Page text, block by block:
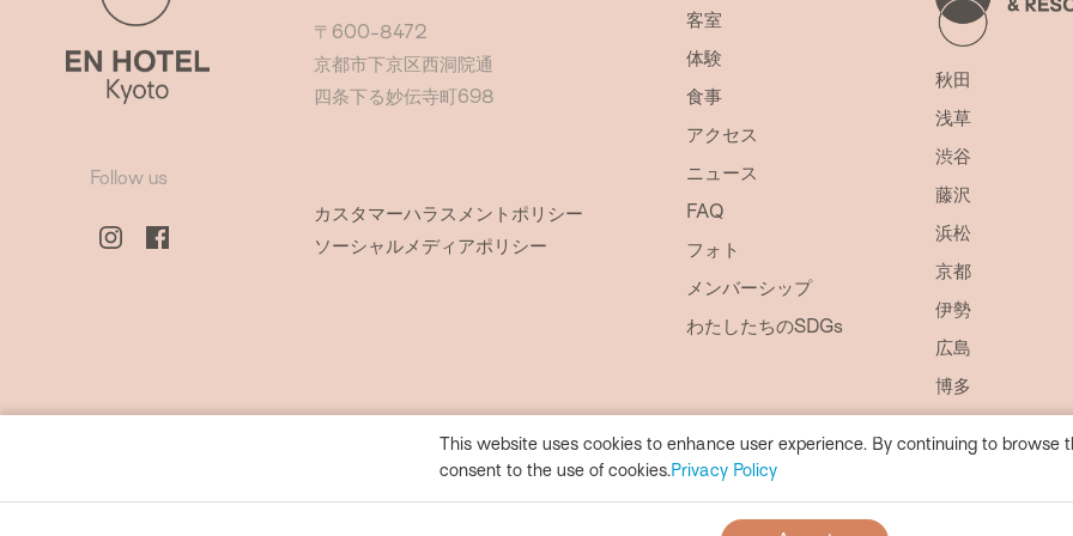
Follow us
〒600-8472
京都市下京区西洞院通
四条下る妙伝寺町698
カスタマーハラスメントポリシー
ソーシャルメディアポリシー
客室
体験
食事
アクセス
ニュース
FAQ
フォト
メンバーシップ
わたしたちのSDGs
秋田
浅草
渋谷
藤沢
浜松
京都
伊勢
広島
博多
EN HOTEL
This website uses cookies to enhance user experience. By continuing to browse
consent to the use of cookies.Privacy Policy